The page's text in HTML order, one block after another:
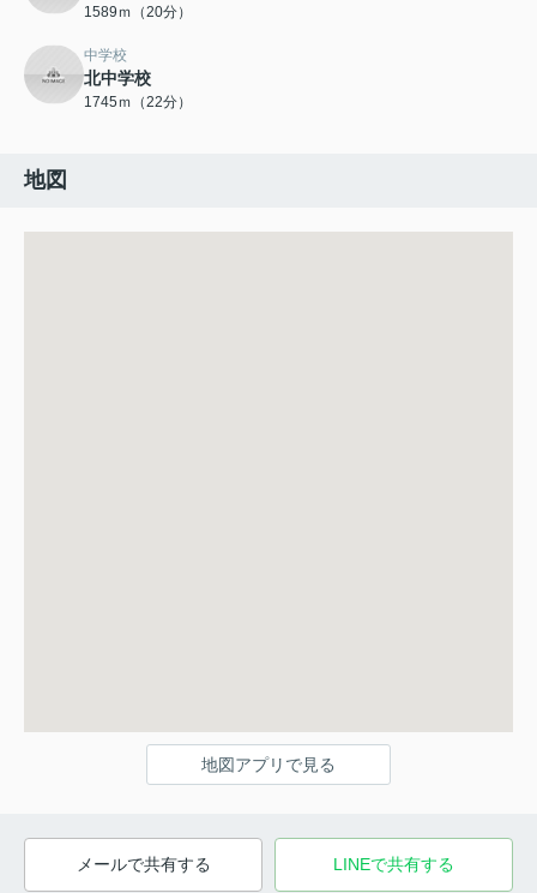
1589ｍ（20分）
中学校
北中学校
1745ｍ（22分）
地図
地図アプリで見る
メールで共有する LINEで共有する